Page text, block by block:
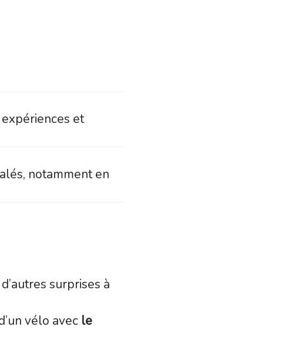
et
notamment en
surprises à
vélo avec le